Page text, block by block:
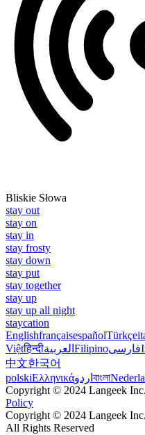
Bliskie Słowa
stay out
stay on
stay in
stay frosty
stay down
stay put
stay together
stay up
stay up all night
staycation
EnglishfrançaisespañolTürkçe
Việtहिन्दीالعربية Filipinoفارسی
中文한국어
polskiΕλληνικάاردو বাংলা
Copyright © 2024 Langeek
Policy
Copyright © 2024 Langeek Inc.
All Rights Reserved